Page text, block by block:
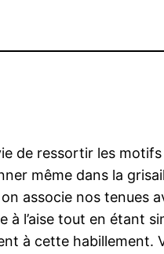
de ressortir les
même dans la
associe nos tenues
à l’aise tout en étant
à cette habillement.